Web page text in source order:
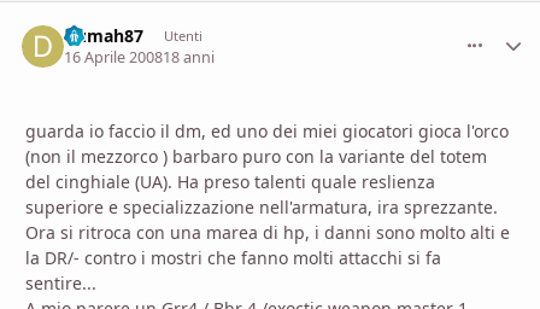
Dumah87 Utenti
16 Aprile 200818 anni
guarda io faccio il dm, ed uno dei miei giocatori gioca l'orco
(non il mezzorco ) barbaro puro con la variante del totem
del cinghiale (UA). Ha preso talenti quale reslienza
superiore e specializzazione nell'armatura, ira sprezzante.
Ora si ritroca con una marea di hp, i danni sono molto alti e
la DR/- contro i mostri che fanno molti attacchi si fa
sentire...